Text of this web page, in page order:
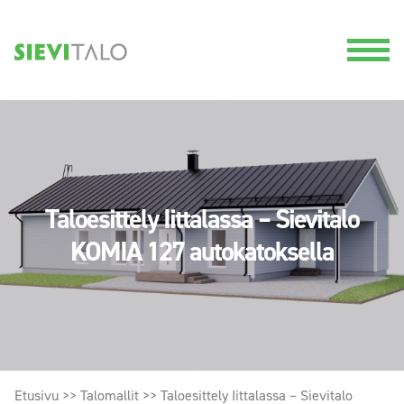
Taloesittely Iittalassa – Sievitalo
KOMIA 127 autokatoksella
Etusivu >> Talomallit >> Taloesittely Iittalassa – Sievitalo